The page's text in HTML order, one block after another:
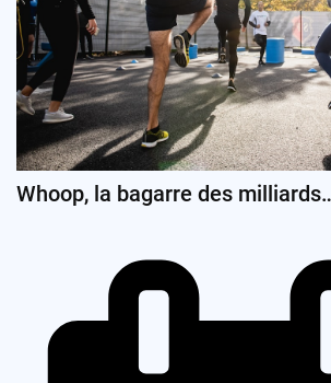
Whoop, la bagarre des